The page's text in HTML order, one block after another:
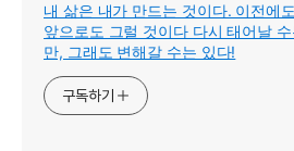
내 삶은 내가 만드는 것이다. 이전에
앞으로도 그럴 것이다 다시 태어날
만, 그래도 변해갈 수는 있다!
구독하기